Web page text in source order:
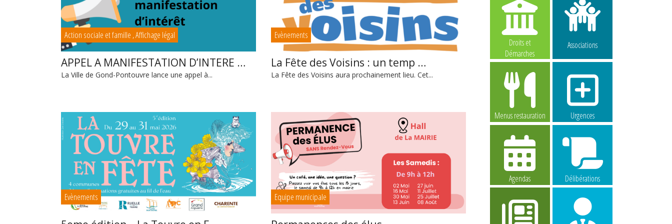
Action sociale et famille ,Affichage légal
APPEL A MANIFESTATION D’INTERE …
La Ville de Gond-Pontouvre lance une appel à...
Evènements
La Fête des Voisins : un temp …
La Fête des Voisins aura prochainement lieu. Cet...
Evènements Equipe municipale
Droits et
Démarches
Associations
Menus restauration Urgences
Agendas Délibérations